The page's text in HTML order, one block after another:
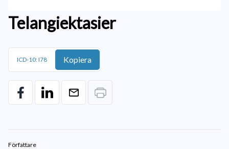
Telangiektasier
ICD-10: I78 Kopiera
Författare